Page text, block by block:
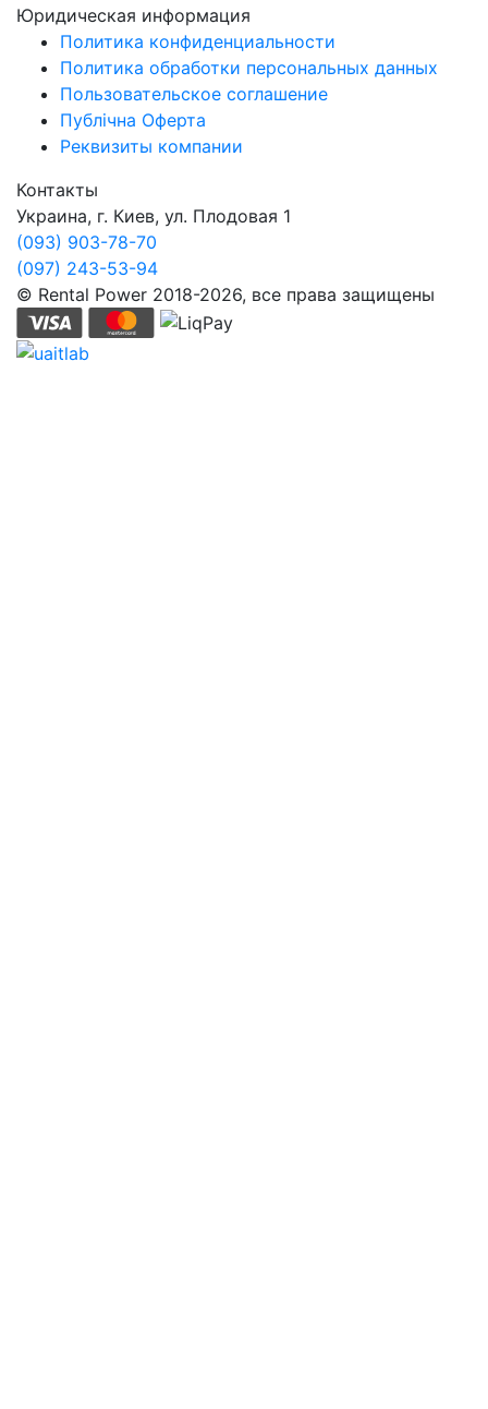
Юридическая информация
Политика конфиденциальности
Политика обработки персональных данных
Пользовательское соглашение
Публічна Оферта
Реквизиты компании
Контакты
Украина, г. Киев, ул. Плодовая 1
(093) 903-78-70
(097) 243-53-94
© Rental Power 2018-2026, все права защищены